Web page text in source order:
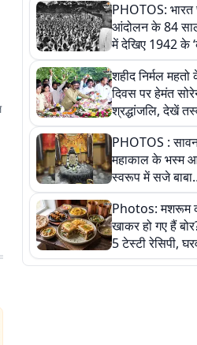
PHOTOS: भारत
आंदोलन के 84
में देखिए 1942 के
मरो’ आंदोलन की
शहीद निर्मल
दिवस पर हेमंत
श्रद्धांजलि, देखें
PHOTOS :
महाकाल के भस्म
स्वरूप में सजे बाबा
औघड़दानी,
अद्भुत दर्शन
Photos: मशरूम
खाकर हो गए हैं
5 टेस्टी रेसिपी,
मांगेंगे बार-बार